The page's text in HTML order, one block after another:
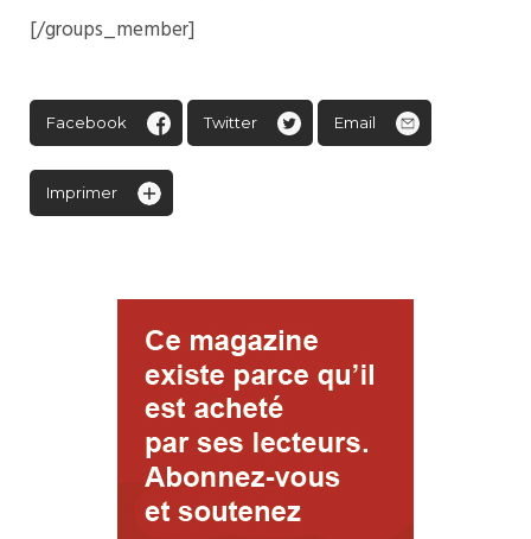
[/groups_member]
Facebook Twitter Email
Imprimer